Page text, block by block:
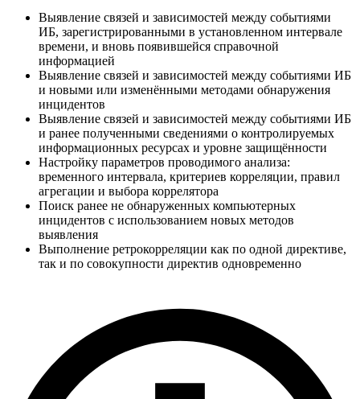
Выявление связей и зависимостей между событиями
ИБ, зарегистрированными в установленном интервале
времени, и вновь появившейся справочной
информацией
Выявление связей и зависимостей между событиями ИБ
и новыми или изменёнными методами обнаружения
инцидентов
Выявление связей и зависимостей между событиями ИБ
и ранее полученными сведениями о контролируемых
информационных ресурсах и уровне защищённости
Настройку параметров проводимого анализа:
временного интервала, критериев корреляции, правил
агрегации и выбора коррелятора
Поиск ранее не обнаруженных компьютерных
инцидентов с использованием новых методов
выявления
Выполнение ретрокорреляции как по одной директиве,
так и по совокупности директив одновременно